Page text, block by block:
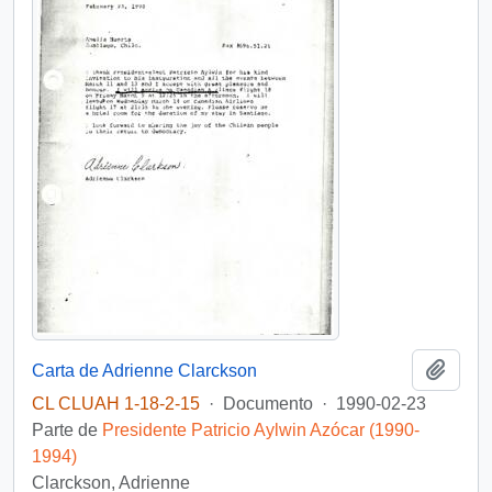
Carta de Adrienne Clarckson
CL CLUAH 1-18-2-15 · Documento · 1990-02-23
Parte de Presidente Patricio Aylwin Azócar (1990-
1994)
Clarckson, Adrienne